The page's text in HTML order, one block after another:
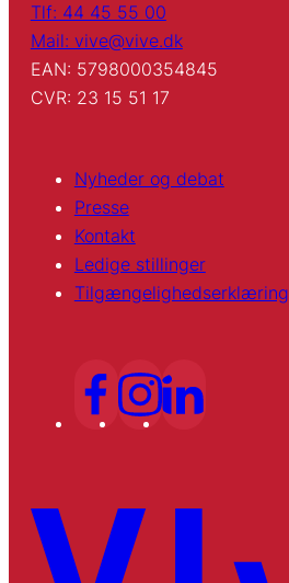
Tlf: 44 45 55 00
Mail: vive@vive.dk
EAN: 5798000354845
CVR: 23 15 51 17
Nyheder og debat
Presse
Kontakt
Ledige stillinger
Tilgængelighedserklæring